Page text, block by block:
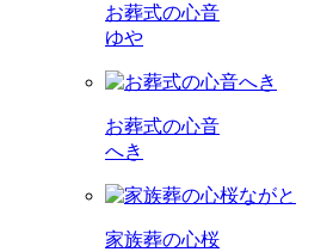
お葬式の心音
ゆや
お葬式の心音
へき
家族葬の心桜